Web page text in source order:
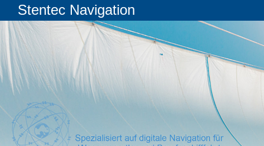
Stentec Navigation